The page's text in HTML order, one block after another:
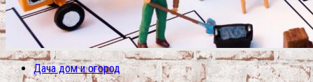
Дача дом и огород